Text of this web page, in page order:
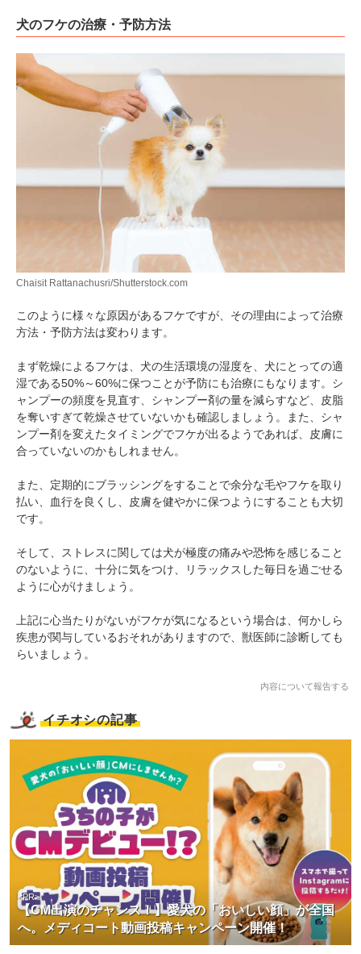
犬のフケの治療・予防方法
Chaisit Rattanachusri/Shutterstock.com
このように様々な原因があるフケですが、その理由によって治療
方法・予防方法は変わります。
まず乾燥によるフケは、犬の生活環境の湿度を、犬にとっての適
湿である50%～60%に保つことが予防にも治療にもなります。シ
ャンプーの頻度を見直す、シャンプー剤の量を減らすなど、皮脂
を奪いすぎて乾燥させていないかも確認しましょう。また、シャ
ンプー剤を変えたタイミングでフケが出るようであれば、皮膚に
合っていないのかもしれません。
また、定期的にブラッシングをすることで余分な毛やフケを取り
払い、血行を良くし、皮膚を健やかに保つようにすることも大切
です。
そして、ストレスに関しては犬が極度の痛みや恐怖を感じること
のないように、十分に気をつけ、リラックスした毎日を過ごせる
ように心がけましょう。
上記に心当たりがないがフケが気になるという場合は、何かしら
疾患が関与しているおそれがありますので、獣医師に診断しても
らいましょう。
内容について報告する
イチオシの記事
【CM出演のチャンス！】愛犬の「おいしい顔」が全国
へ。メディコート動画投稿キャンペーン開催！
<PR>
pecodogs
いぬ部をフォロー
pecocats
ねこ部をフォロー
アプリをダウンロードする